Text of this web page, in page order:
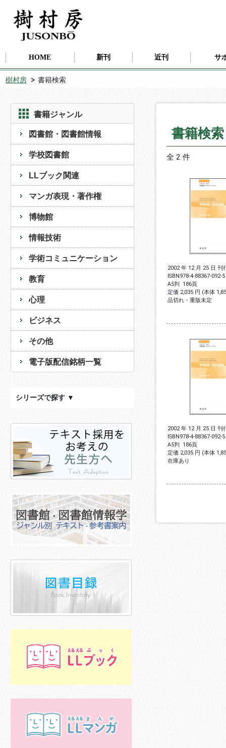
HOME 新刊 近刊 サ
樹村房 書籍検索
書籍ジャンル
図書館・図書館情報
学校図書館
LLブック関連
マンガ表現・著作権
博物館
情報技術
学術コミュニケーション
教育
心理
ビジネス
その他
電子版配信銘柄一覧
シリーズで探す ▼
書籍検
全 2 件
2002 年 12 月 25 日 刊
ISBN978-4-88367-092-5
A5判 186頁
定価 2,035 円 (本体
品切れ・重版未定
2002 年 12 月 25 日 刊
ISBN978-4-88367-092-5
A5判 186頁
定価 2,035 円 (本体
在庫あり